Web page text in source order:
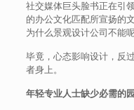
社交媒体巨头脸书正在引
的办公文化匹配所宣扬的
为什么景观设计公司不能
毕竟，心态影响设计，反
者身上。
年轻专业人士缺少必需的